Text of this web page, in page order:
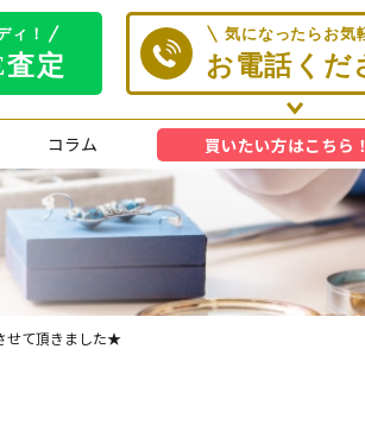
コラム 買いたい方はこちら！
せて頂きました★